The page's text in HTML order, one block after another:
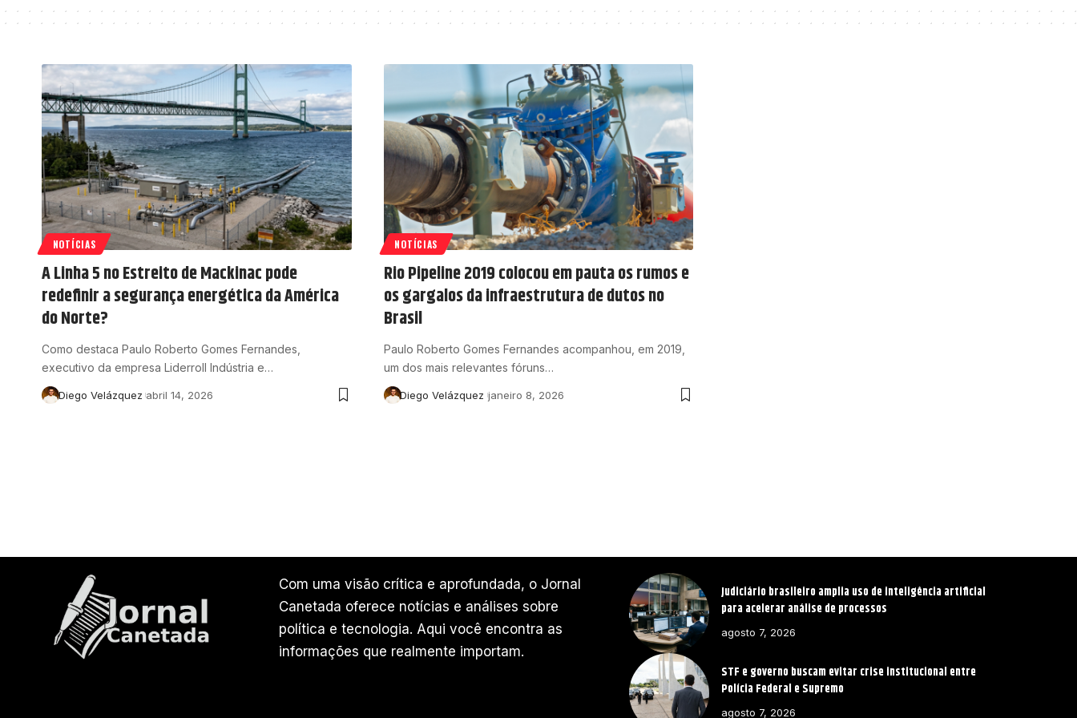
NOTÍCIAS
A Linha 5 no Estreito de Mackinac pode
redefinir a segurança energética da América
do Norte?
Como destaca Paulo Roberto Gomes Fernandes,
executivo da empresa Liderroll Indústria e…
Diego Velázquez abril 14, 2026
NOTÍCIAS
Rio Pipeline 2019 colocou em pauta os rumos e
os gargalos da infraestrutura de dutos no
Brasil
Paulo Roberto Gomes Fernandes acompanhou, em 2019,
um dos mais relevantes fóruns…
Diego Velázquez janeiro 8, 2026
Com uma visão crítica e aprofundada, o Jornal
Canetada oferece notícias e análises sobre
política e tecnologia. Aqui você encontra as
informações que realmente importam.
Judiciário brasileiro amplia uso de inteligência artificial
para acelerar análise de processos
agosto 7, 2026
STF e governo buscam evitar crise institucional entre
Polícia Federal e Supremo
agosto 7, 2026